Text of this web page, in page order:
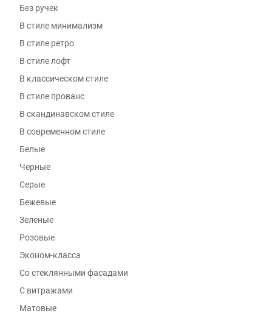
Без ручек
В стиле минимализм
В стиле ретро
В стиле лофт
В классическом стиле
В стиле прованс
В скандинавском стиле
В современном стиле
Белые
Черные
Серые
Бежевые
Зеленые
Розовые
Эконом-класса
Со стеклянными фасадами
С витражами
Матовые